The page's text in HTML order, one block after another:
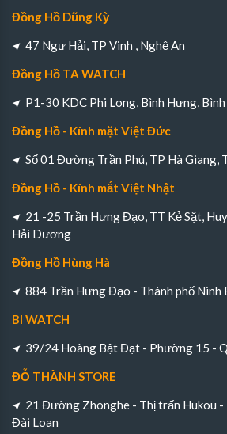
Đồng Hồ Dũng Kỳ
47 Ngư Hải, TP Vinh , Nghệ An
Đồng Hồ TA WATCH
P1-30 KDC Phi Long, Bình Hưng, Bình
Đồng Hồ - Kính mặt Việt Đức
Số 01 Đường Trần Phú, TP Hà Giang,
Đồng Hồ - Kính mắt Việt Nhật
21 -25 Trần Hưng Đạo, TT Kẻ Sặt,
Hải Dương
Đồng Hồ Hùng Hà
884 Trần Hưng Đạo - Thành phố Ninh
BI WATCH
39/24 Hoàng Bật Đạt - Phường 15 -
ĐỖ THÀNH STORE
21 Đường Zhonghe - Thị trấn Hukou -
Đài Loan